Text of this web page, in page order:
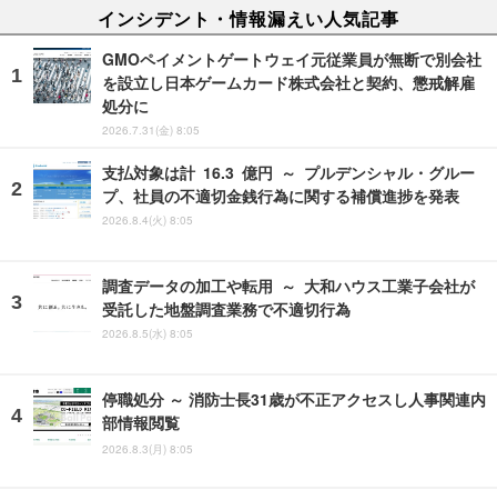
インシデント・情報漏えい人気記事
GMOペイメントゲートウェイ元従業員が無断で別会社
を設立し日本ゲームカード株式会社と契約、懲戒解雇
処分に
2026.7.31(金) 8:05
支払対象は計 16.3 億円 ～ プルデンシャル・グルー
プ、社員の不適切金銭行為に関する補償進捗を発表
2026.8.4(火) 8:05
調査データの加工や転用 ～ 大和ハウス工業子会社が
受託した地盤調査業務で不適切行為
2026.8.5(水) 8:05
停職処分 ～ 消防士長31歳が不正アクセスし人事関連内
部情報閲覧
2026.8.3(月) 8:05